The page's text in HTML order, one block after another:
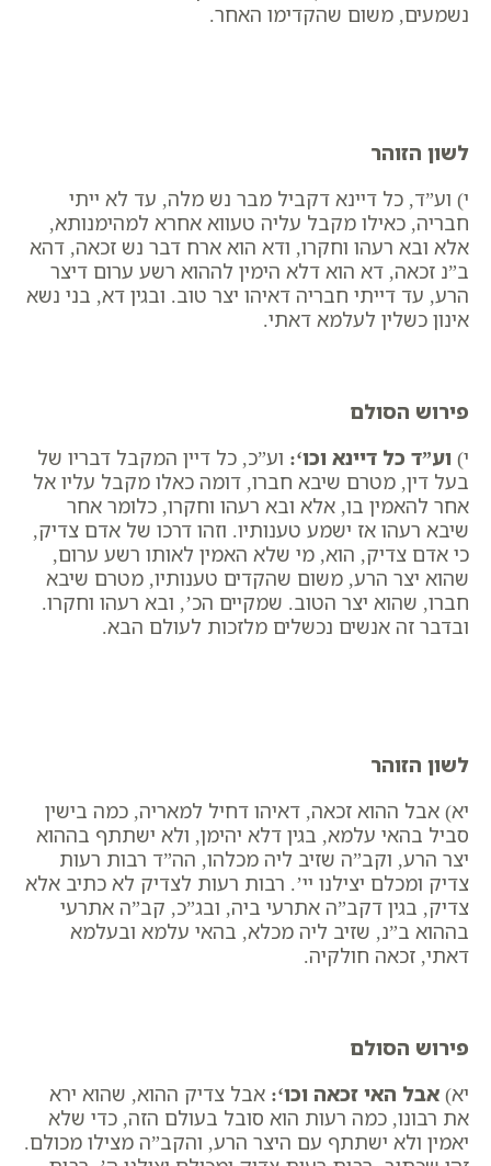
נשמעים, משום שהקדימו האחר.
לשון הזוהר
י) וע”ד, כל דיינא דקביל מבר נש מלה, עד לא ייתי
חבריה, כאילו מקבל עליה טעווא אחרא למהימנותא,
אלא ובא רעהו וחקרו, ודא הוא ארח דבר נש זכאה, דהא
ב”נ זכאה, דא הוא דלא הימין לההוא רשע ערום דיצר
הרע, עד דייתי חבריה דאיהו יצר טוב. ובגין דא, בני נשא
אינון כשלין לעלמא דאתי.
פירוש הסולם
י) וע”ד כל דיינא וכו‘: וע”כ, כל דיין המקבל דבריו של
בעל דין, מטרם שיבא חברו, דומה כאלו מקבל עליו אל
אחר להאמין בו, ​אלא ובא רעהו וחקרו, כלומר אחר
שיבא רעהו אז ישמע טענותיו. וזהו דרכו של אדם צדיק,
כי אדם צדיק, הוא, מי שלא האמין לאותו רשע ערום,
שהוא יצר הרע, משום שהקדים טענותיו, מטרם שיבא
חברו, שהוא יצר הטוב. שמקיים הכ’, ובא רעהו וחקרו.
ובדבר זה אנשים נכשלים מלזכות לעולם הבא.
לשון הזוהר
יא) אבל ההוא זכאה, דאיהו דחיל למאריה, כמה בישין
סביל בהאי עלמא, בגין דלא יהימן, ולא ישתתף בההוא
יצר הרע, וקב”ה שזיב ליה מכלהו, הה”ד רבות רעות
צדיק ומכלם יצילנו יי’. רבות רעות לצדיק לא כתיב אלא
צדיק, בגין דקב”ה אתרעי ביה, ובג”כ, קב”ה אתרעי
בההוא ב”נ, שזיב ליה מכלא, בהאי עלמא ובעלמא
דאתי, זכאה חולקיה.
פירוש הסולם
יא) אבל האי זכאה וכו‘: אבל צדיק ההוא, שהוא ירא
את רבונו, כמה רעות הוא סובל בעולם הזה, כדי שלא
יאמין ולא ישתתף עם היצר הרע, והקב”ה מצילו מכולם.